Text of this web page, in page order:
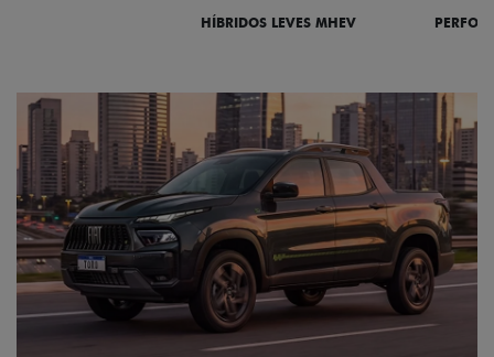
HÍBRIDOS LEVES MHEV